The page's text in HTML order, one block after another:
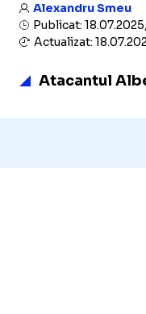
Alexandru Smeu
Publicat:
Actualizat:
Atacantul